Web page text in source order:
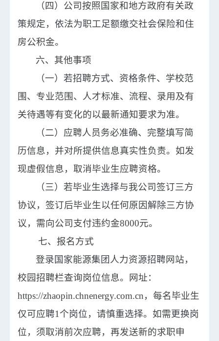
（四）公司按照国家和地方政府有关政
策规定，依法为职工足额缴交社会保险和住
房公积金。
六、 其他事项
（一） 若招聘方式、资格条件、学校范
围、专业范围、人才标准、流程、录用及有
关待遇等有变化的以最新通知要求为准。
（二） 应聘人员务必准确、完整填写简
历信息，并对所提供信息真实性负责。如发
现虚假信息，取消毕业生应聘资格。
（三） 若毕业生选择与我公司签订三方
协议，签订后毕业生以任何原因解除三方协
议，需向公司支付违约金8000元。
七、报名方式
登录国家能源集团人力资源招聘网站，
校园招聘栏查询岗位信息。网址：
https://zhaopin.chnenergy.com.cn， 每名毕业生
仅可应聘1个岗位，请慎重选择。如需更换岗
位，须取消前次应聘，再发送新的求职申